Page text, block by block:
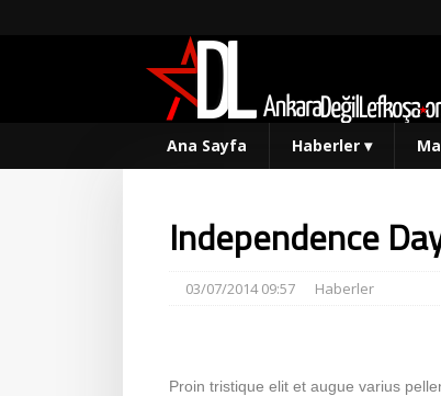
Ana Sayfa Haberler ▾
Independence
03/07/2014 09:57 Haberler
Proin tristique elit et augue varius